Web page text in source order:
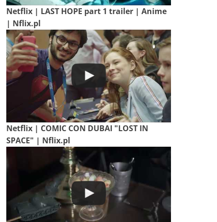
Netflix | LAST HOPE part 1 trailer | Anime
| Nflix.pl
Netflix | COMIC CON DUBAI "LOST IN
SPACE" | Nflix.pl